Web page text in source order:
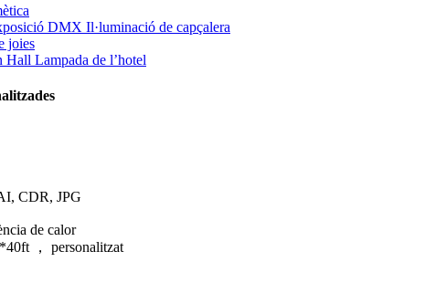
CDR, JPG
de calor
， personalitzat